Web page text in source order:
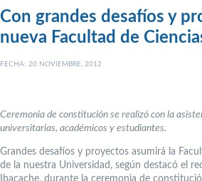
Con grandes desafíos y
nueva Facultad de
FECHA: 20 NOVIEMBRE, 2012
Ceremonia de constitución se realizó con la
universitarias, académicos y estudiantes.
Grandes desafíos y proyectos asumirá la
de la nuestra Universidad, según destacó el
Ibacache, durante la ceremonia de